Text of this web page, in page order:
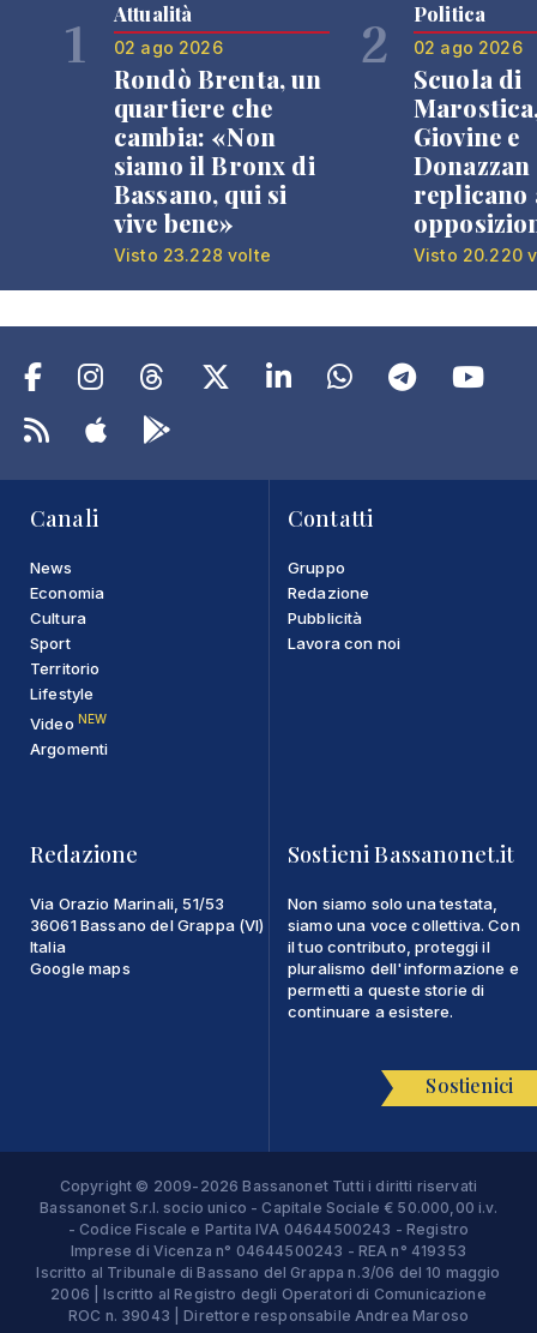
1 Attualità
02 ago 2026
Rondò Brenta, un
quartiere che
cambia: «Non
siamo il Bronx di
Bassano, qui si
vive bene»
Visto 23.228 volte
2 Politica
02 ago 2026
Scuola di
Giovine e
Donazzan
replicano
Visto 20.220
Canali
News
Economia
Cultura
Sport
Territorio
Lifestyle
Video NEW
Argomenti
Contatti
Gruppo
Redazione
Pubblicità
Lavora con noi
Redazione
Via Orazio Marinali, 51/53
36061 Bassano del Grappa (VI)
Italia
Google maps
Sostieni Bassanonet.it
Non siamo solo una testata,
siamo una voce collettiva. Con
il tuo contributo, proteggi il
pluralismo dell'informazione e
permetti a queste storie di
continuare a esistere.
Sostienici
Copyright © 2009-2026 Bassanonet Tutti i diritti riservati
Bassanonet S.r.l. socio unico - Capitale Sociale € 50.000,00 i.v.
- Codice Fiscale e Partita IVA 04644500243 - Registro
Imprese di Vicenza n° 04644500243 - REA n° 419353
Iscritto al Tribunale di Bassano del Grappa n.3/06 del 10 maggio
2006 | Iscritto al Registro degli Operatori di Comunicazione
ROC n. 39043 | Direttore responsabile Andrea Maroso